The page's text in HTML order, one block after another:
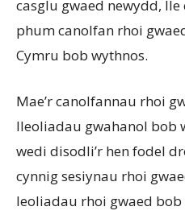
casglu gwaed newydd,
phum canolfan rhoi
Cymru bob wythnos.
Mae’r canolfannau rhoi
lleoliadau gwahanol bob
wedi disodli’r hen fodel
cynnig sesiynau rhoi
leoliadau rhoi gwaed bob